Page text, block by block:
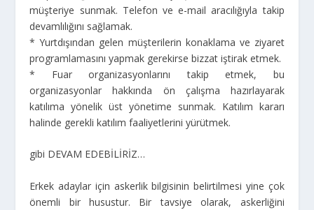
müşteriye sunmak. Telefon ve e-mail aracılığıyla takip
devamlılığını sağlamak.
* Yurtdışından gelen müşterilerin konaklama ve ziyaret
programlamasını yapmak gerekirse bizzat iştirak etmek.
* Fuar organizasyonlarını takip etmek, bu
organizasyonlar hakkında ön çalışma hazırlayarak
katılıma yönelik üst yönetime sunmak. Katılım kararı
halinde gerekli katılım faaliyetlerini yürütmek.
gibi DEVAM EDEBİLİRİZ…
Erkek adaylar için askerlik bilgisinin belirtilmesi yine çok
önemli bir husustur. Bir tavsiye olarak, askerliğini